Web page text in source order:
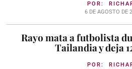
POR:
6 DE AGOSTO DE
Rayo mata a futbolista
Tailandia y deja
POR: